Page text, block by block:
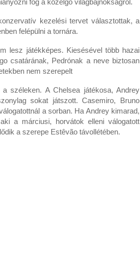
fog a közelgő világbajnokságról.
kezelési tervet választottak, a
felépülni a tornára.
lesz játékképes. Kiesésével több hazai
csatárának, Pedrónak a neve biztosan
nem szerepelt
széleken. A Chelsea játékosa, Andrey
sokat játszott. Casemiro, Bruno
a sorban. Ha Andrey kimarad,
a márciusi, horvátok elleni válogatott
a szerepe Estêvão távollétében.